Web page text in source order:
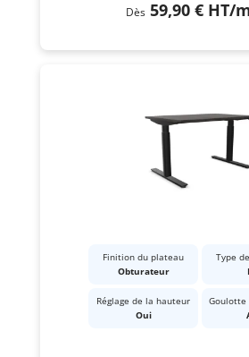
Dès 59,90 € HT/
Finition du plateau
Obturateur
Type
Réglage de la hauteur
Oui
Goulotte